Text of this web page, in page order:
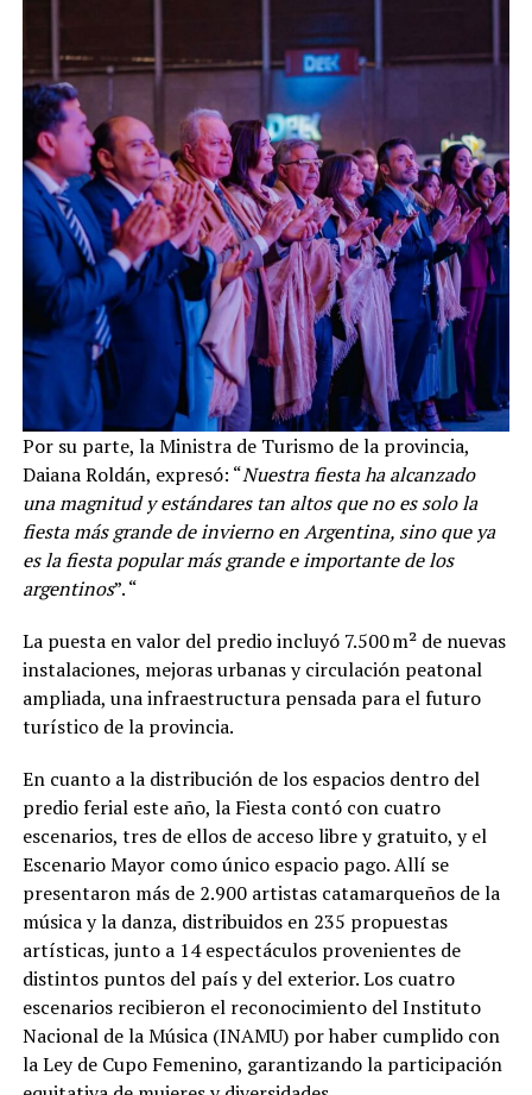
Por su parte, la Ministra de Turismo de la provincia,
Daiana Roldán, expresó: “Nuestra fiesta ha alcanzado
una magnitud y estándares tan altos que no es solo la
fiesta más grande de invierno en Argentina, sino que ya
es la fiesta popular más grande e importante de los
argentinos”. “
La puesta en valor del predio incluyó 7.500 m² de nuevas
instalaciones, mejoras urbanas y circulación peatonal
ampliada, una infraestructura pensada para el futuro
turístico de la provincia.
En cuanto a la distribución de los espacios dentro del
predio ferial este año, la Fiesta contó con cuatro
escenarios, tres de ellos de acceso libre y gratuito, y el
Escenario Mayor como único espacio pago. Allí se
presentaron más de 2.900 artistas catamarqueños de la
música y la danza, distribuidos en 235 propuestas
artísticas, junto a 14 espectáculos provenientes de
distintos puntos del país y del exterior. Los cuatro
escenarios recibieron el reconocimiento del Instituto
Nacional de la Música (INAMU) por haber cumplido con
la Ley de Cupo Femenino, garantizando la participación